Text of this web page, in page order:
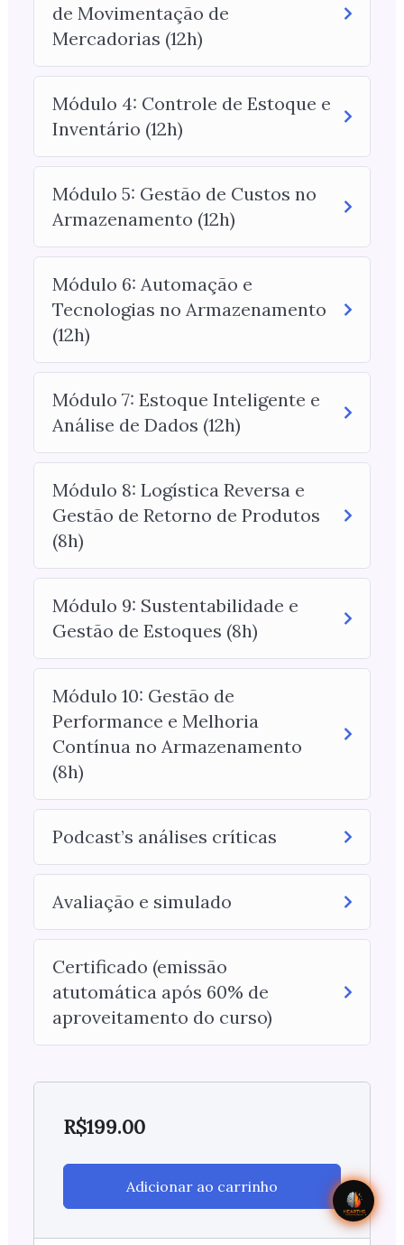
de Movimentação de
Mercadorias (12h)
Módulo 4: Controle de Estoque e
Inventário (12h)
Módulo 5: Gestão de Custos no
Armazenamento (12h)
Módulo 6: Automação e
Tecnologias no Armazenamento
(12h)
Módulo 7: Estoque Inteligente e
Análise de Dados (12h)
Módulo 8: Logística Reversa e
Gestão de Retorno de Produtos
(8h)
Módulo 9: Sustentabilidade e
Gestão de Estoques (8h)
Módulo 10: Gestão de
Performance e Melhoria
Contínua no Armazenamento
(8h)
Podcast’s análises críticas
Avaliação e simulado
Certificado (emissão
atutomática após 60% de
aproveitamento do curso)
R$199.00
Adicionar ao carrinho